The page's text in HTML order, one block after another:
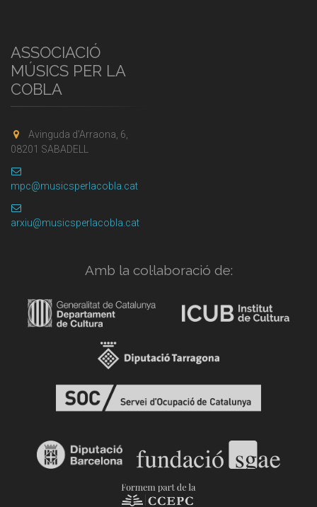
ASSOCIACIÓ
MÚSICS PER LA
COBLA
Avinguda d'Arraona, 6,
08201 SABADELL
mpc@musicsperlacobla.cat
arxiu@musicsperlacobla.cat
Amb la col·laboració de: